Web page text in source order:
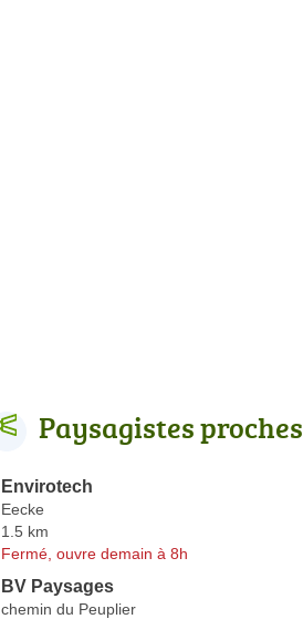
Paysagistes proches
Envirotech
Eecke
1.5 km
Fermé, ouvre demain à 8h
BV Paysages
chemin du Peuplier